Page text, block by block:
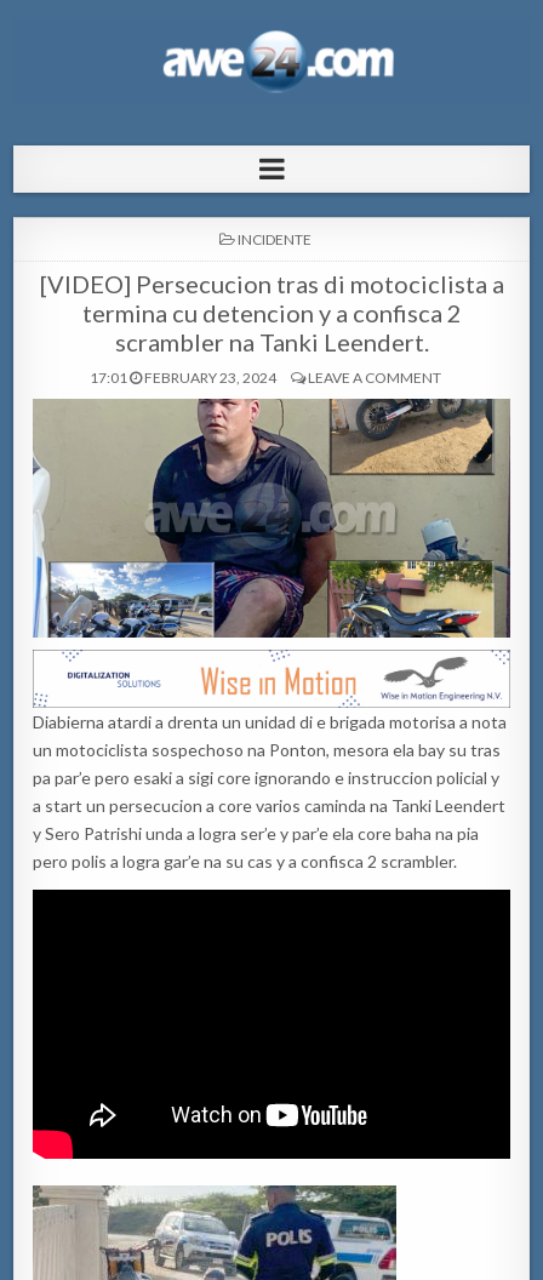
pa Aruba
POSTED
INCIDENTE
[VIDEO] Persecucion tras di motociclista a
termina cu detencion y a confisca 2
scrambler na Tanki Leendert.
17:01 FEBRUARY 23, 2024 LEAVE A COMMENT
Diabierna atardi a drenta un unidad di e brigada motorisa a nota
un motociclista sospechoso na Ponton, mesora ela bay su tras
pa par’e pero esaki a sigi core ignorando e instruccion policial y
a start un persecucion a core varios caminda na Tanki Leendert
y Sero Patrishi unda a logra ser’e y par’e ela core baha na pia
pero polis a logra gar’e na su cas y a confisca 2 scrambler.